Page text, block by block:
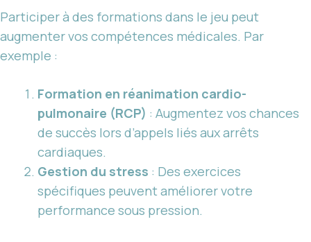
Participer à des formations dans le jeu peut
augmenter vos compétences médicales. Par
exemple :
Formation en réanimation cardio-
pulmonaire (RCP) : Augmentez vos chances
de succès lors d’appels liés aux arrêts
cardiaques.
Gestion du stress : Des exercices
spécifiques peuvent améliorer votre
performance sous pression.